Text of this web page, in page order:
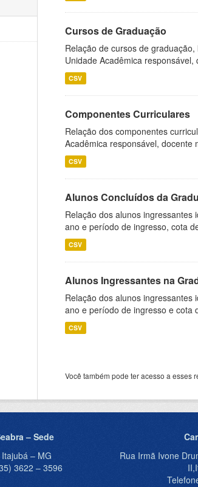
Cursos de Graduação
Relação de cursos de
Unidade Acadêmica
CSV
Componentes Curriculares
Relação dos componentes
Acadêmica responsável, docente
CSV
Alunos Concluídos da
Relação dos alunos
ano e período de ingresso, cota
CSV
Alunos Ingressantes na
Relação dos alunos
ano e período de ingresso e cota
CSV
Você também pode ter acesso a esses
– Sede
– MG
3622 – 3596
Rua Irmã Ivone